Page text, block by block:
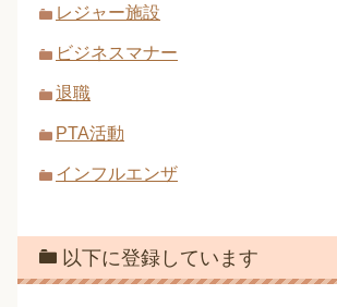
レジャー施設
ビジネスマナー
退職
PTA活動
インフルエンザ
以下に登録しています